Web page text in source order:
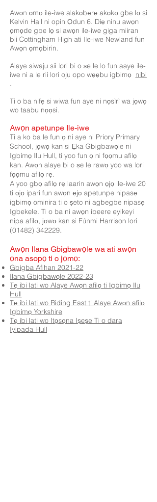
Awọn ọmọ ile-iwe alakọbẹrẹ akọkọ gbe lọ si
Kelvin Hall ni opin Ọdun 6. Diẹ ninu awọn
ọmọde gbe lọ si awọn ile-iwe giga miiran
bii Cottingham High ati Ile-iwe Newland fun
Awọn ọmọbirin.
Alaye siwaju sii lori bi o ṣe le lo fun aaye ile-
iwe ni a le rii lori oju opo wẹẹbu igbimọ nibi
.
Ti o ba nifẹ si wiwa fun aye ni nọsìrì wa jọwọ
wo taabu nọọsi.
Awọn apetunpe Ile-iwe
Ti a ko ba le fun ọ ni aye ni Priory Primary
School, jọwọ kan si Ẹka Gbigbawọle ni
Igbimọ Ilu Hull, ti yoo fun ọ ni fọọmu afilọ
kan. Awọn alaye bi o ṣe le rawọ yoo wa lori
fọọmu afilọ rẹ.
A yoo gbọ afilọ rẹ laarin awọn ọjọ ile-iwe 20
ti ọjọ ipari fun awọn ẹjọ apetunpe nipasẹ
igbimọ ominira ti o ṣeto ni agbegbe nipasẹ
Igbekele. Ti o ba ni awọn ibeere eyikeyi
nipa afilọ, jọwọ kan si Fúnmi Harrison lori
(01482) 342229.
Awọn Ilana Gbigbawọle wa ati awọn
ọna asopọ ti o jọmọ:
Gbigba Afihan 2021-22
Ilana Gbigbawọle 2022-23
Tẹ ibi lati wo Alaye Awọn afilọ ti Igbimọ Ilu
Hull
Tẹ ibi lati wo Riding East ti Alaye Awọn afilọ
Igbimọ Yorkshire
Tẹ ibi lati wo Itọsọna Iṣeṣe Ti o dara
Iyipada Hull